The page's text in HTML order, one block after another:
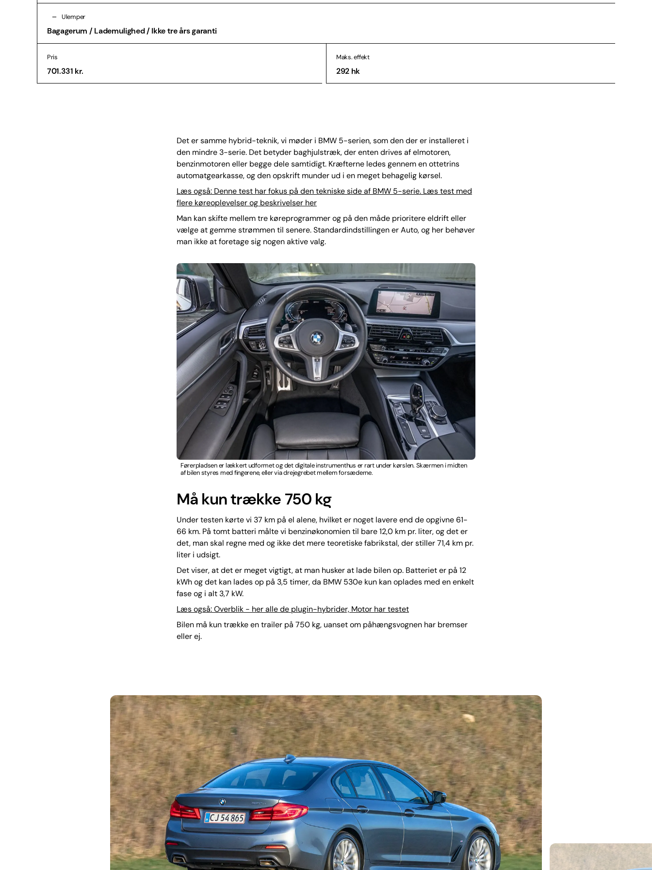
Ulemper
Bagagerum / Lademulighed / Ikke tre års garanti
Pris
701.331 kr.
Maks. effekt
292 hk
Det er samme hybrid-teknik, vi møder i BMW 5-serien, som den der er installeret i
den mindre 3-serie. Det betyder baghjulstræk, der enten drives af elmotoren,
benzinmotoren eller begge dele samtidigt. Kræfterne ledes gennem en ottetrins
automatgearkasse, og den opskrift munder ud i en meget behagelig kørsel.
Læs også: Denne test har fokus på den tekniske side af BMW 5-serie. Læs test med
flere køreoplevelser og beskrivelser her
Man kan skifte mellem tre køreprogrammer og på den måde prioritere eldrift eller
vælge at gemme strømmen til senere. Standardindstillingen er Auto, og her behøver
man ikke at foretage sig nogen aktive valg.
Førerpladsen er lækkert udformet og det digitale instrumenthus er rart under kørslen. Skærmen i midten
af bilen styres med fingerene, eller via drejegrebet mellem forsæderne.
Må kun trække 750 kg
Under testen kørte vi 37 km på el alene, hvilket er noget lavere end de opgivne 61-
66 km. På tomt batteri målte vi benzinøkonomien til bare 12,0 km pr. liter, og det er
det, man skal regne med og ikke det mere teoretiske fabrikstal, der stiller 71,4 km pr.
liter i udsigt.
Det viser, at det er meget vigtigt, at man husker at lade bilen op. Batteriet er på 12
kWh og det kan lades op på 3,5 timer, da BMW 530e kun kan oplades med en enkelt
fase og i alt 3,7 kW.
Læs også: Overblik - her alle de plugin-hybrider, Motor har testet
Bilen må kun trække en trailer på 750 kg, uanset om påhængsvognen har bremser
eller ej.